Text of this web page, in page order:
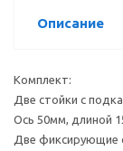
Описание
Комплект:
Две стойки с
Ось 50мм, длиной
Две фиксирующие